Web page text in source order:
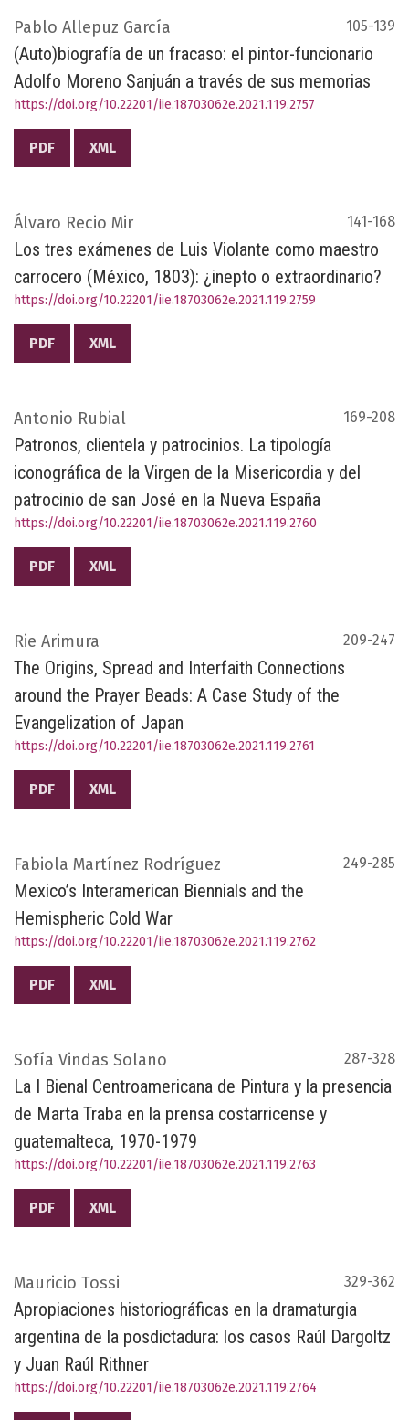
Pablo Allepuz García 105-139
(Auto)biografía de un fracaso: el pintor-funcionario
Adolfo Moreno Sanjuán a través de sus memorias
https://doi.org/10.22201/iie.18703062e.2021.119.2757
PDF XML
Álvaro Recio Mir 141-168
Los tres exámenes de Luis Violante como maestro
carrocero (México, 1803): ¿inepto o extraordinario?
https://doi.org/10.22201/iie.18703062e.2021.119.2759
PDF XML
Antonio Rubial 169-208
Patronos, clientela y patrocinios. La tipología
iconográfica de la Virgen de la Misericordia y del
patrocinio de san José en la Nueva España
https://doi.org/10.22201/iie.18703062e.2021.119.2760
PDF XML
Rie Arimura 209-247
The Origins, Spread and Interfaith Connections
around the Prayer Beads: A Case Study of the
Evangelization of Japan
https://doi.org/10.22201/iie.18703062e.2021.119.2761
PDF XML
Fabiola Martínez Rodríguez 249-285
Mexico’s Interamerican Biennials and the
Hemispheric Cold War
https://doi.org/10.22201/iie.18703062e.2021.119.2762
PDF XML
Sofía Vindas Solano 287-328
La I Bienal Centroamericana de Pintura y la presencia
de Marta Traba en la prensa costarricense y
guatemalteca, 1970-1979
https://doi.org/10.22201/iie.18703062e.2021.119.2763
PDF XML
Mauricio Tossi 329-362
Apropiaciones historiográficas en la dramaturgia
argentina de la posdictadura: los casos Raúl Dargoltz
y Juan Raúl Rithner
https://doi.org/10.22201/iie.18703062e.2021.119.2764